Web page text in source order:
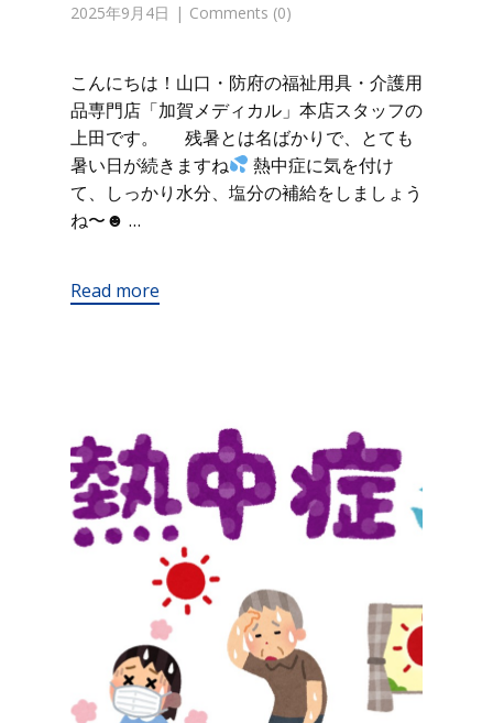
2025年9月4日 Comments (0)
こんにちは！山口・防府の福祉用具・介護用
品専門店「加賀メディカル」本店スタッフの
上田です。 残暑とは名ばかりで、とても
暑い日が続きますね
熱中症に気を付け
て、しっかり水分、塩分の補給をしましょう
ね〜☻ …
Read more